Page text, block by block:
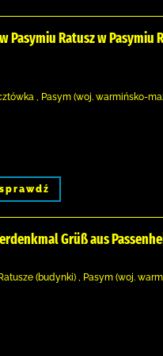
Pasymiu Ratusz w Pasymiu
, Pasym (woj. warmińsko-
sprawdź
Grüß aus
(budynki) , Pasym (woj.